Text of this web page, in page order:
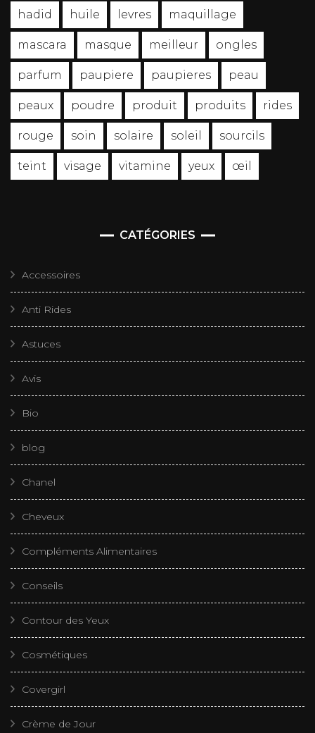
hadid huile levres maquillage
mascara masque meilleur ongles
parfum paupiere paupieres peau
peaux poudre produit produits rides
rouge soin solaire soleil sourcils
teint visage vitamine yeux œil
CATÉGORIES
Accessoires
Anti Rides
Astuces
Avis
Bio
blog
Chanel
Cheveux
Compléments Alimentaires
Conseils
Contour des Yeux
Cosmétiques
Covergirl
Crème de Jour